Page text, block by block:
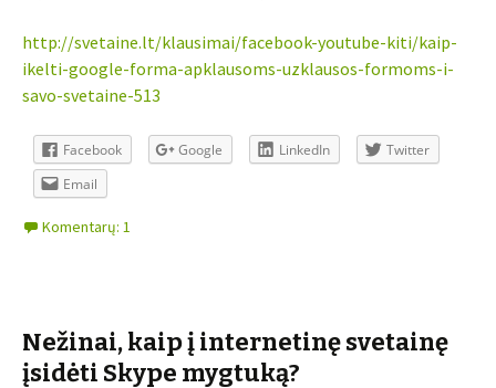
http://svetaine.lt/klausimai/facebook-youtube-kiti/kaip-
ikelti-google-forma-apklausoms-uzklausos-formoms-i-
savo-svetaine-513
Facebook Google LinkedIn
Twitter
Email
Komentarų: 1
Nežinai, kaip į internetinę svetainę
įsidėti Skype mygtuką?